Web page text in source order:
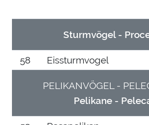
Sturmvögel -
58 Eissturmvogel
PELIKANVÖGEL -
Pelikane -